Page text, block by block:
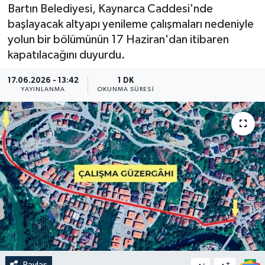
Bartın Belediyesi, Kaynarca Caddesi'nde
başlayacak altyapı yenileme çalışmaları nedeniyle
yolun bir bölümünün 17 Haziran'dan itibaren
kapatılacağını duyurdu.
17.06.2026 - 13:42
YAYINLANMA
1 DK
OKUNMA SÜRESI
Medya
Sağlık
Sinema
Sivil Toplum
Siyaset
Spor
Tarım
Turizm
Yaşam